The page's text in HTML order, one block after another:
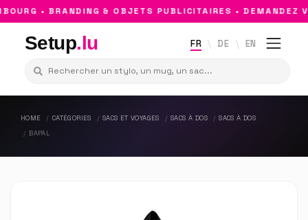
• BRANDING & OBJETS PUBLICITAIRES • DEMANDEZ
Setup.lu FR DE EN
HOME CATÉGORIES SACS ET VOYAGES SACS À DOS
SACS À DOS
BAPAL